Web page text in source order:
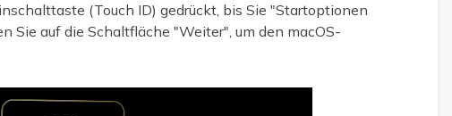
(Touch ID) gedrückt, bis Sie "Startoptionen
Sie auf die Schaltfläche "Weiter", um den macOS-